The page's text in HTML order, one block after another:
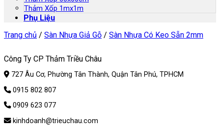
Thảm Xốp 1mx1m
Phụ Liệu
Trang chủ / Sàn Nhựa Giả Gỗ / Sàn Nhựa Có Keo Sẵn 2mm
Công Ty CP Thảm Triều Châu
727 Âu Cơ, Phường Tân Thành, Quận Tân Phú, TPHCM
0915 802 807
0909 623 077
kinhdoanh@trieuchau.com